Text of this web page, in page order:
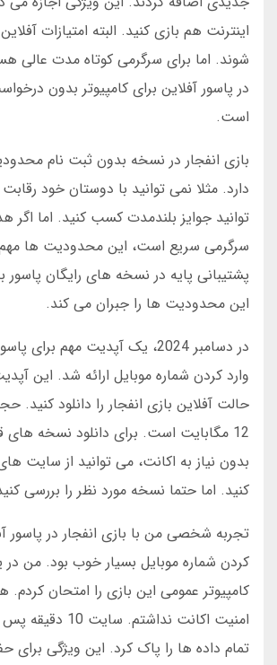
اینترنت هم بازی کنید. البته امتیازات
شوند. اما برای سرگرمی کوتاه مدت عالی
در پاسور آفلاین برای کامپیوتر بدون
است.
بازی انفجار در نسخه بدون ثبت نام
دارد. مثلا نمی توانید با دوستان خود
توانید جوایز بلندمدت کسب کنید. اما
سرگرمی سریع است، این محدودیت ها
پشتیبانی پایه در نسخه های رایگان پاسور
این محدودیت ها را جبران می کند.
در دسامبر 2024، یک آپدیت مهم برای
وارد کردن شماره موبایل ارائه شد. این
حالت آفلاین بازی انفجار را دانلود کنید.
12 مگابایت است. برای دانلود نسخه های
بدون نیاز به اکانت، می توانید از سایت
کنید. اما حتما نسخه مورد نظر را بررسی
تجربه شخصی من با بازی انفجار در پاسور
کردن شماره موبایل بسیار خوب بود. من
کامپیوتر عمومی این بازی را امتحان کردم.
امنیت اکانت
تمام داده ها را پاک کرد. این ویژگی برای